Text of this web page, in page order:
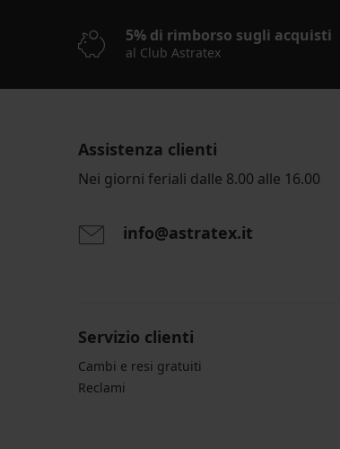
5% di rimborso sugli acquisti
al Club Astratex
Assistenza clienti
Nei giorni feriali dalle 8.00 alle 16.00
info@astratex.it
Servizio clienti
Cambi e resi gratuiti
Reclami